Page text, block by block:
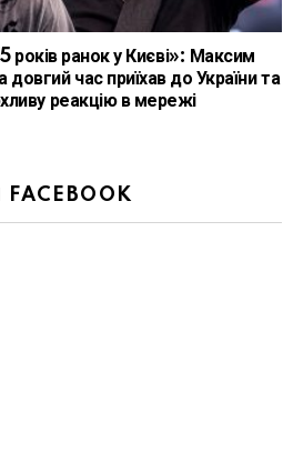
років ранок у Києві»: Максим
час приїхав до України та
реакцію в мережі